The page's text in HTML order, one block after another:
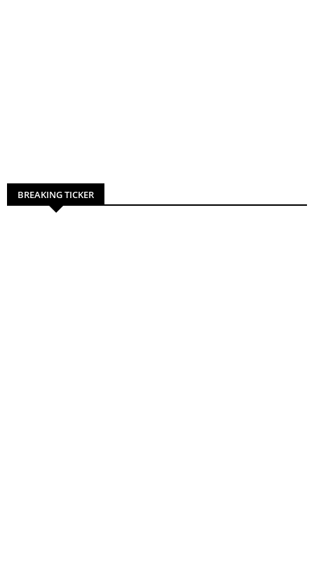
BREAKING TICKER